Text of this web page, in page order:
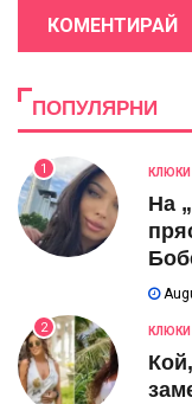
КОМЕНТИРАЙ
ПОПУЛЯРНИ
1 КЛЮКИ
На
2 КЛЮКИ